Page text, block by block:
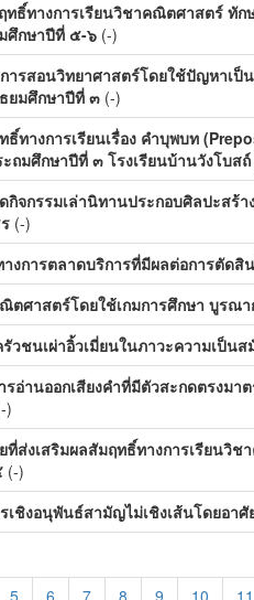
ทธิ์ทางการเรียนวิชาคณิตศาสตร์
ศึกษาปีที่ ๕-๖ (-)
รสอนวิทยาศาสตร์โดยใช้ปัญหาเป็
ยมศึกษาปีที่ ๓ (-)
ทางการเรียนเรื่อง คำบุพบท
ถมศึกษาปีที่ ๓ โรงเรียนบ้านวังโบสถ์
กิจกรรมเล่านิทานประกอบศิลปะสร้
(-)
งการตลาดบริการที่มีผลต่อการตัด
ศาสตร์โดยใช้เกมการศึกษา บูรณ
วชนเผ่าอิ้วเมี่ยนในภาวะความเป็
อ่านออกเสียงคำที่มีตัวสะกดตรงมา
)
ที่ส่งเสริมผลสัมฤทธิ์ทางการเรียนวิ
(-)
เชิงอนุพันธ์สามัญไม่เชิงเส้นโดยอา
5 6 7 8 9 10 11